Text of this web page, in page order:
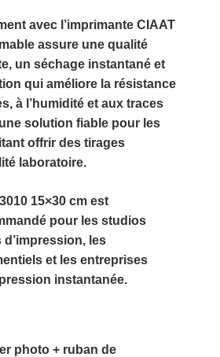
avec l’imprimante CIAAT
assure une qualité
un séchage instantané et
qui améliore la résistance
à l’humidité et aux traces
solution fiable pour les
offrir des tirages
laboratoire.
15×30 cm est
pour les studios
les
et les entreprises
instantanée.
photo + ruban de